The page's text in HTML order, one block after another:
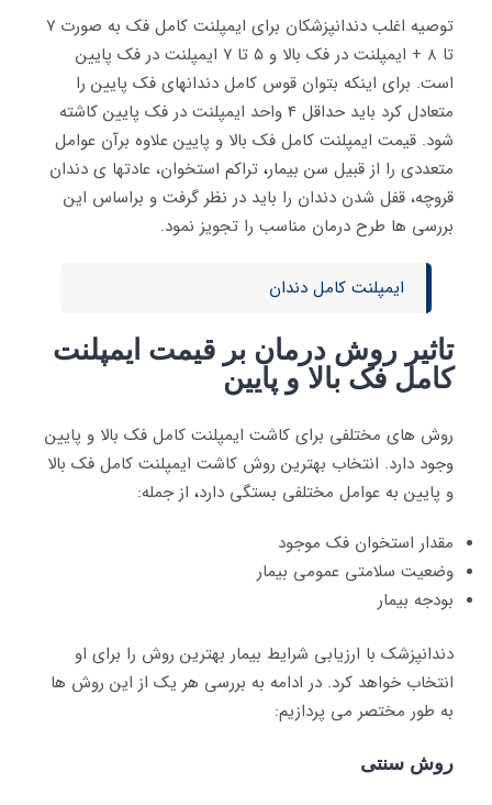
توصیه اغلب دندانپزشکان برای ایمپلنت کامل فک به صورت ۷
تا ۸ + ایمپلنت در فک بالا و ۵ تا ۷ ایمپلنت در فک پایین
است. برای اینکه بتوان قوس کامل دندانهای فک پایین را
متعادل کرد باید حداقل 4 واحد ایمپلنت در فک پایین کاشته
شود. قیمت ایمپلنت کامل فک بالا و پایین علاوه برآن عوامل
متعددی را از قبیل سن بیمار، تراکم استخوان، عادتها ی دندان
قروچه، قفل شدن دندان را باید در نظر گرفت و براساس این
بررسی ها طرح درمان مناسب را تجویز نمود.
ایمپلنت کامل دندان
تاثیر روش درمان بر قیمت ایمپلنت
کامل فک بالا و پایین
روش های مختلفی برای کاشت ایمپلنت کامل فک بالا و پایین
وجود دارد. انتخاب بهترین روش کاشت ایمپلنت کامل فک بالا
و پایین به عوامل مختلفی بستگی دارد، از جمله:
مقدار استخوان فک موجود
وضعیت سلامتی عمومی بیمار
بودجه بیمار
دندانپزشک با ارزیابی شرایط بیمار بهترین روش را برای او
انتخاب خواهد کرد. در ادامه به بررسی هر یک از این روش ها
به طور مختصر می پردازیم:
روش سنتی